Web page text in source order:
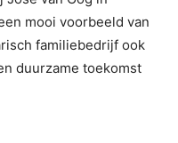
mooi voorbeeld van
familiebedrijf ook
duurzame toekomst